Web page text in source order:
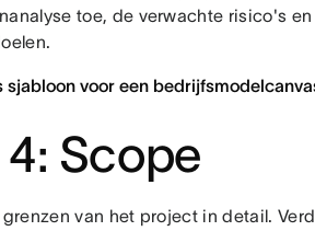
toe, de verwachte risico's
sjabloon voor een
Scope
van het project in detail.